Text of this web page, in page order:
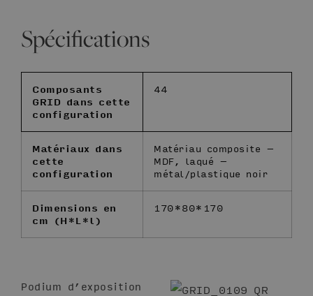
Spécifications
Composants
GRID dans cette
configuration
44
Matériaux dans
cette
configuration
Matériau composite –
MDF, laqué –
métal/plastique noir
Dimensions en
cm (H*L*l)
170*80*170
Podium d’exposition